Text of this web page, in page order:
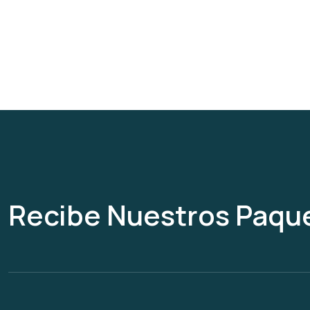
Recibe Nuestros